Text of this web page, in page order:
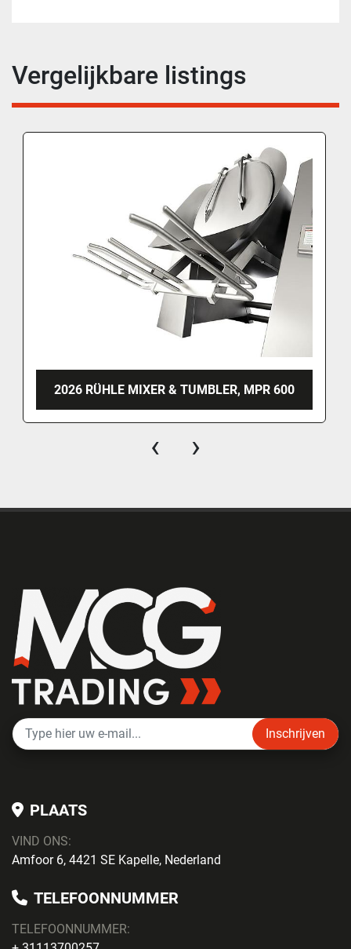
Vergelijkbare listings
2026 RÜHLE MIXER & TUMBLER, MPR 600
‹ ›
Inschrijven
PLAATS
VIND ONS:
Amfoor 6, 4421 SE Kapelle, Nederland
TELEFOONNUMMER
TELEFOONNUMMER: